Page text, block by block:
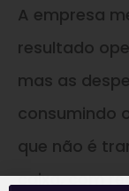
A empresa
resultado
mas as
consumindo
que não é
caixa, com